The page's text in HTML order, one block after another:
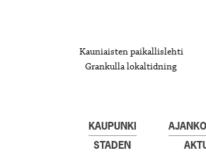
Kauniaisten paikallislehti
Grankulla lokaltidning
KAUPUNKI
STADEN